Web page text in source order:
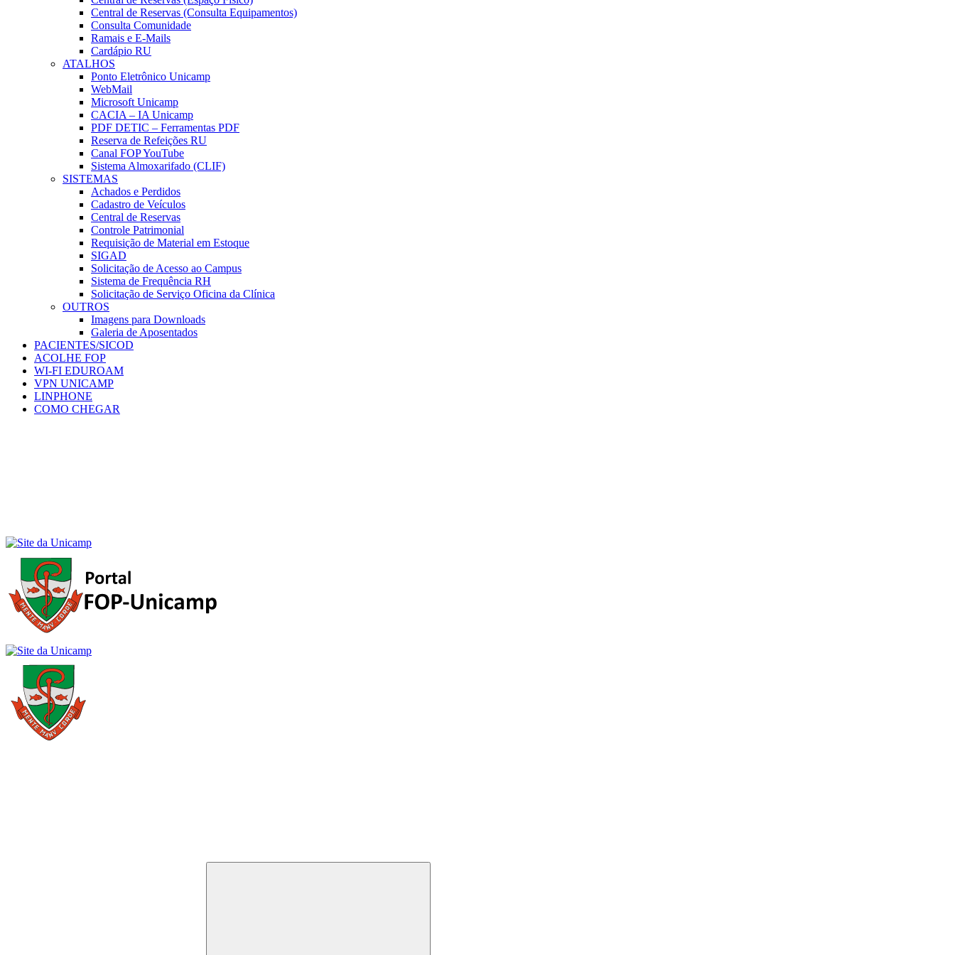
Central de Reservas (Consulta Equipamentos)
Consulta Comunidade
Ramais e E-Mails
Cardápio RU
ATALHOS
Ponto Eletrônico Unicamp
WebMail
Microsoft Unicamp
CACIA – IA Unicamp
PDF DETIC – Ferramentas PDF
Reserva de Refeições RU
Canal FOP YouTube
Sistema Almoxarifado (CLIF)
SISTEMAS
Achados e Perdidos
Cadastro de Veículos
Central de Reservas
Controle Patrimonial
Requisição de Material em Estoque
SIGAD
Solicitação de Acesso ao Campus
Sistema de Frequência RH
Solicitação de Serviço Oficina da Clínica
OUTROS
Imagens para Downloads
Galeria de Aposentados
PACIENTES/SICOD
ACOLHE FOP
WI-FI EDUROAM
VPN UNICAMP
LINPHONE
COMO CHEGAR